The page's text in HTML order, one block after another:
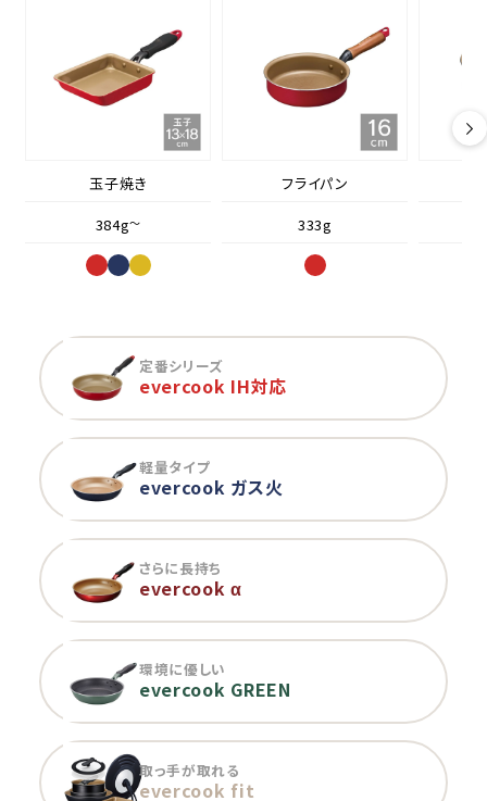
玉子焼き
384g～
フライパン
333g
定番シリーズ
evercook IH対応
軽量タイプ
evercook ガス火
さらに長持ち
evercook α
環境に優しい
evercook GREEN
取っ手が取れる
evercook fit